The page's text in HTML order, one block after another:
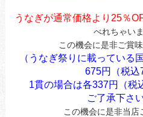
うなぎが通常価格より25％
べれちゃい
この機会に是非ご賞
（うなぎ祭りに載っている
675円（税込
1貫の場合は各337円（税
ご了承下さ
この機会に是非当店